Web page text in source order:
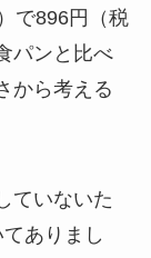
で896円（税
パンと比べ
から考える
ていないた
ありまし